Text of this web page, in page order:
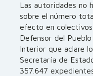
Las autoridades no
sobre el número
efecto en
Defensor del
Interior que aclare
Secretaría de
357.647